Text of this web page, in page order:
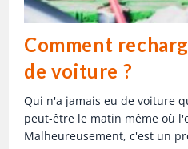
Comment
de voiture ?
Qui n'a jamais eu de voiture
peut-être le matin même où
Malheureusement, c'est un